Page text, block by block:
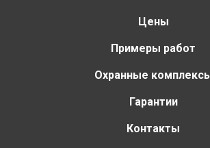
Цены
Примеры работ
Охранные
Гарантии
Контакты